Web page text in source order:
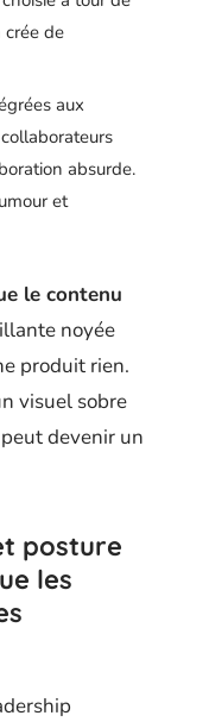
crée de
aux
absurde.
et
le contenu
noyée
produit rien.
visuel sobre
devenir un
posture
les